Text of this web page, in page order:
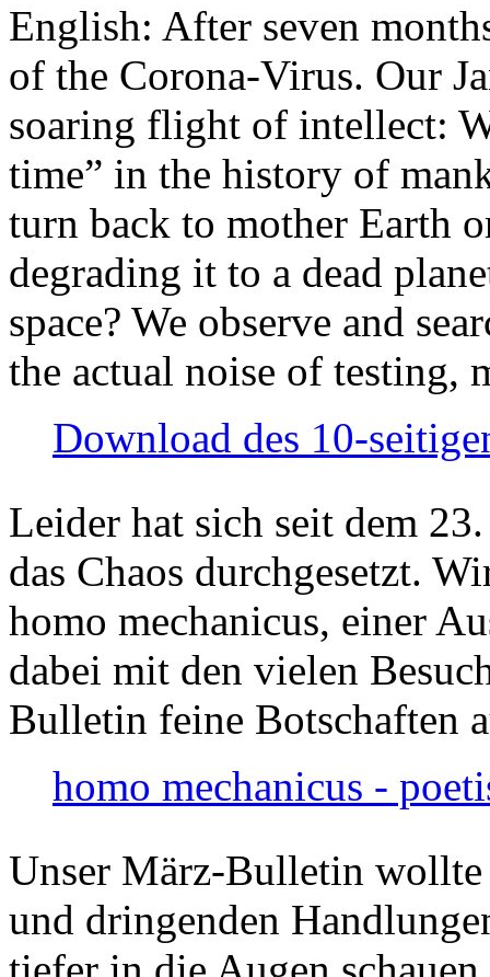
English: After seven
of the Corona-Virus. Our
soaring flight of intellect:
time” in the history of
turn back to mother Earth
degrading it to a dead
space? We observe and
the actual noise of testing,
Download des 10-
Leider hat sich seit dem
das Chaos durchgesetzt.
homo mechanicus, einer
dabei mit den vielen
Bulletin feine Botschaften
homo mechanicus -
Unser März-Bulletin
und dringenden